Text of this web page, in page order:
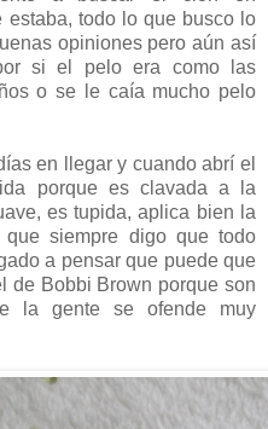
estaba, todo lo que busco lo
opiniones pero aún así
si el pelo era como las
o se le caía mucho pelo
en llegar y cuando abrí el
porque es clavada a la
es tupida, aplica bien la
siempre digo que todo
a pensar que puede que
de Bobbi Brown porque son
la gente se ofende muy